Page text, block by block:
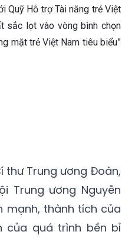
Quỹ Hỗ trợ Tài năng trẻ Việt
sắc lọt vào vòng bình chọn
mặt trẻ Việt Nam tiêu biểu”
thư Trung ương Đoàn,
Trung ương Nguyễn
mạnh, thành tích của
của quá trình bền bỉ